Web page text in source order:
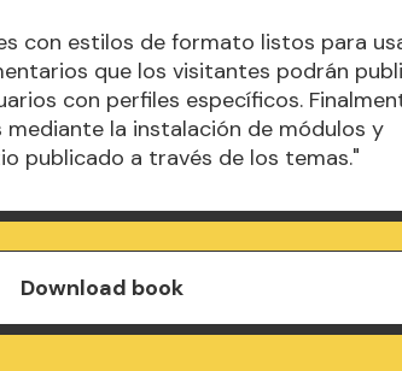
con estilos de formato listos para
que los visitantes podrán
con perfiles específicos.
mediante la instalación de módulos y
publicado a través de los temas."
Download book